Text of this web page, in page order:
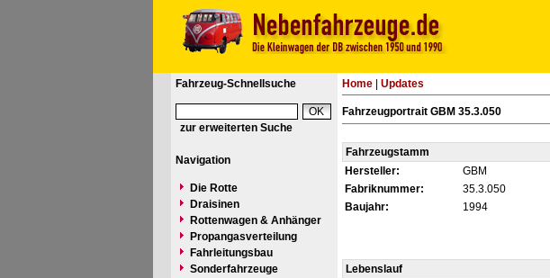
Fahrzeug-Schnellsuche
zur erweiterten Suche
Navigation
Die Rotte
Draisinen
Rottenwagen & Anhänger
Propangasverteilung
Fahrleitungsbau
Sonderfahrzeuge
Home| Updates
Fahrzeugportrait GBM 35.3.050
Fahrzeugstamm
Hersteller:
GBM
Fabriknummer:
35.3.050
Baujahr:
1994
Lebenslauf